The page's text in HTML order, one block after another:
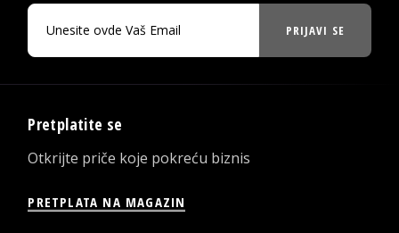
PRIJAVI SE
Pretplatite se
Otkrijte priče koje pokreću biznis
PRETPLATA NA MAGAZIN